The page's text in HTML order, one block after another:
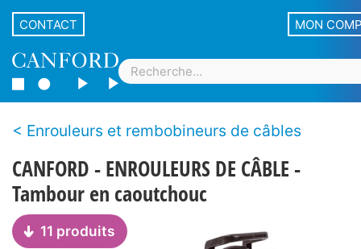
CONTACT MON
Enrouleurs et rembobineurs de câbles
CANFORD - ENROULEURS DE CÂBLE -
Tambour en caoutchouc
11 produits